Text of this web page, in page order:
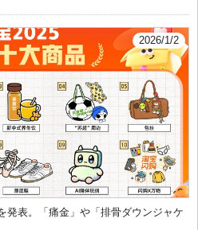
2026/1/2
発表。「痛金」や「排骨ダウンジャケ